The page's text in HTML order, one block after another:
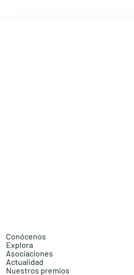
Conócenos
Explora
Asociaciones
Actualidad
Nuestros premios